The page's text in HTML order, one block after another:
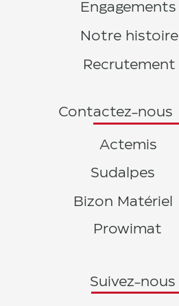
Suivez-nous
Prowimat
Bizon Matériel
Sudalpes
Actemis
Contactez-nous
Recrutement
Notre histoire
Engagements